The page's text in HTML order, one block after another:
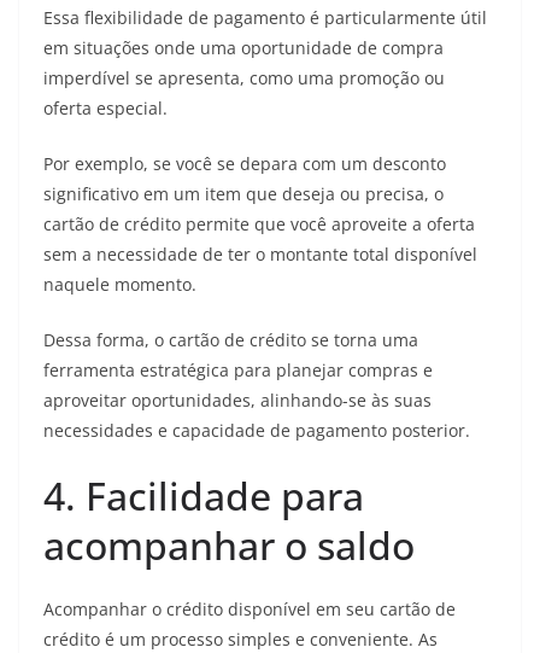
Essa flexibilidade de pagamento é particularmente útil
em situações onde uma oportunidade de compra
imperdível se apresenta, como uma promoção ou
oferta especial.
Por exemplo, se você se depara com um desconto
significativo em um item que deseja ou precisa, o
cartão de crédito permite que você aproveite a oferta
sem a necessidade de ter o montante total disponível
naquele momento.
Dessa forma, o cartão de crédito se torna uma
ferramenta estratégica para planejar compras e
aproveitar oportunidades, alinhando-se às suas
necessidades e capacidade de pagamento posterior.
4. Facilidade para
acompanhar o saldo
Acompanhar o crédito disponível em seu cartão de
crédito é um processo simples e conveniente. As